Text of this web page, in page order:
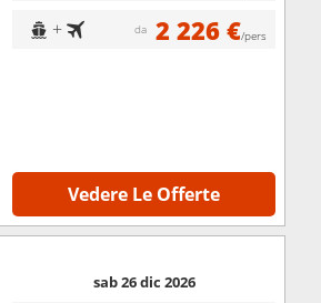
+ da 2 226 €/pers
Vedere Le Offerte
sab 26 dic 2026